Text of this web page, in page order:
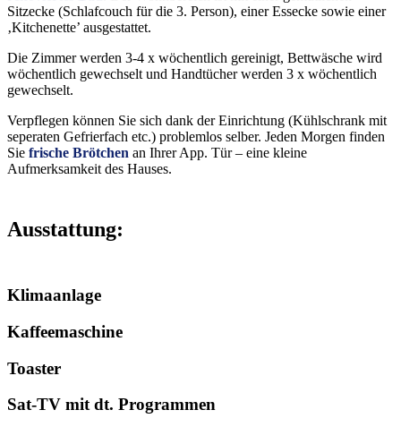
Sitzecke (Schlafcouch für die 3. Person), einer Essecke sowie einer
‚Kitchenette’ ausgestattet.
Die Zimmer werden 3-4 x wöchentlich gereinigt, Bettwäsche wird
wöchentlich gewechselt und Handtücher werden 3 x wöchentlich
gewechselt.
Verpflegen können Sie sich dank der Einrichtung (Kühlschrank mit
seperaten Gefrierfach etc.) problemlos selber. Jeden Morgen finden
Sie frische Brötchen an Ihrer App. Tür – eine kleine
Aufmerksamkeit des Hauses.
Ausstattung:
Klimaanlage
Kaffee­maschine
Toaster
Sat-TV mit dt. Pro­grammen